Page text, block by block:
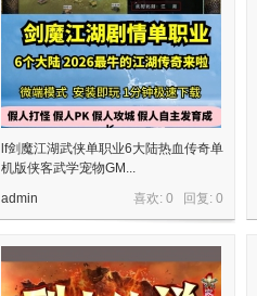
lf剑魔江湖武侠单职业6大陆热血传奇单
机版侠客武学宠物GM...
喜欢: 0 回复: 0
admin